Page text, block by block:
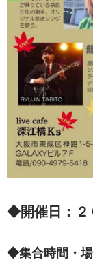
◆開催日：２
◆集合時間・場